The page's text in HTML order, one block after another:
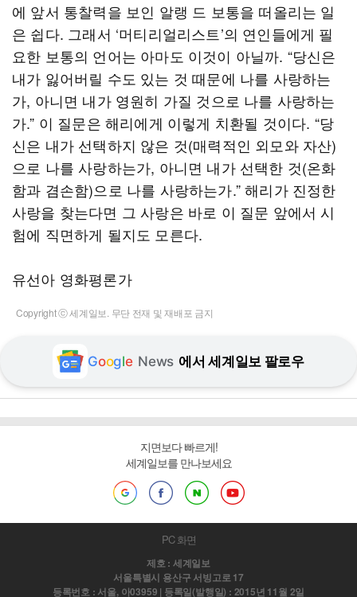
에 앞서 통찰력을 보인 알랭 드 보통을 떠올리는 일
은 쉽다. 그래서 ‘머티리얼리스트’의 연인들에게 필
요한 보통의 언어는 아마도 이것이 아닐까. “당신은
내가 잃어버릴 수도 있는 것 때문에 나를 사랑하는
가, 아니면 내가 영원히 가질 것으로 나를 사랑하는
가.” 이 질문은 해리에게 이렇게 치환될 것이다. “당
신은 내가 선택하지 않은 것(매력적인 외모와 자산)
으로 나를 사랑하는가, 아니면 내가 선택한 것(온화
함과 겸손함)으로 나를 사랑하는가.” 해리가 진정한
사랑을 찾는다면 그 사랑은 바로 이 질문 앞에서 시
험에 직면하게 될지도 모른다.
유선아 영화평론가
Copyright ⓒ 세계일보. 무단 전재 및 재배포 금지
Google News 에서 세계일보 팔로우
지면보다 빠르게!
세계일보를 만나보세요
PC 화면
제호 : 세계일보
서울특별시 용산구 서빙고로 17
등록번호 : 서울, 아03959 | 등록일(발행일) : 2015년 11월 2일